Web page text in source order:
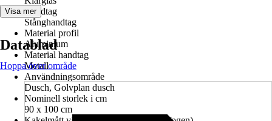
Handtag
Stånghandtag
Material profil
Aluminium
Material handtag
Metall
Användningsområde
Dusch, Golvplan dusch
Nominell storlek i cm
90 x 100 cm
Visa mer
Datablad
Hoppa över område